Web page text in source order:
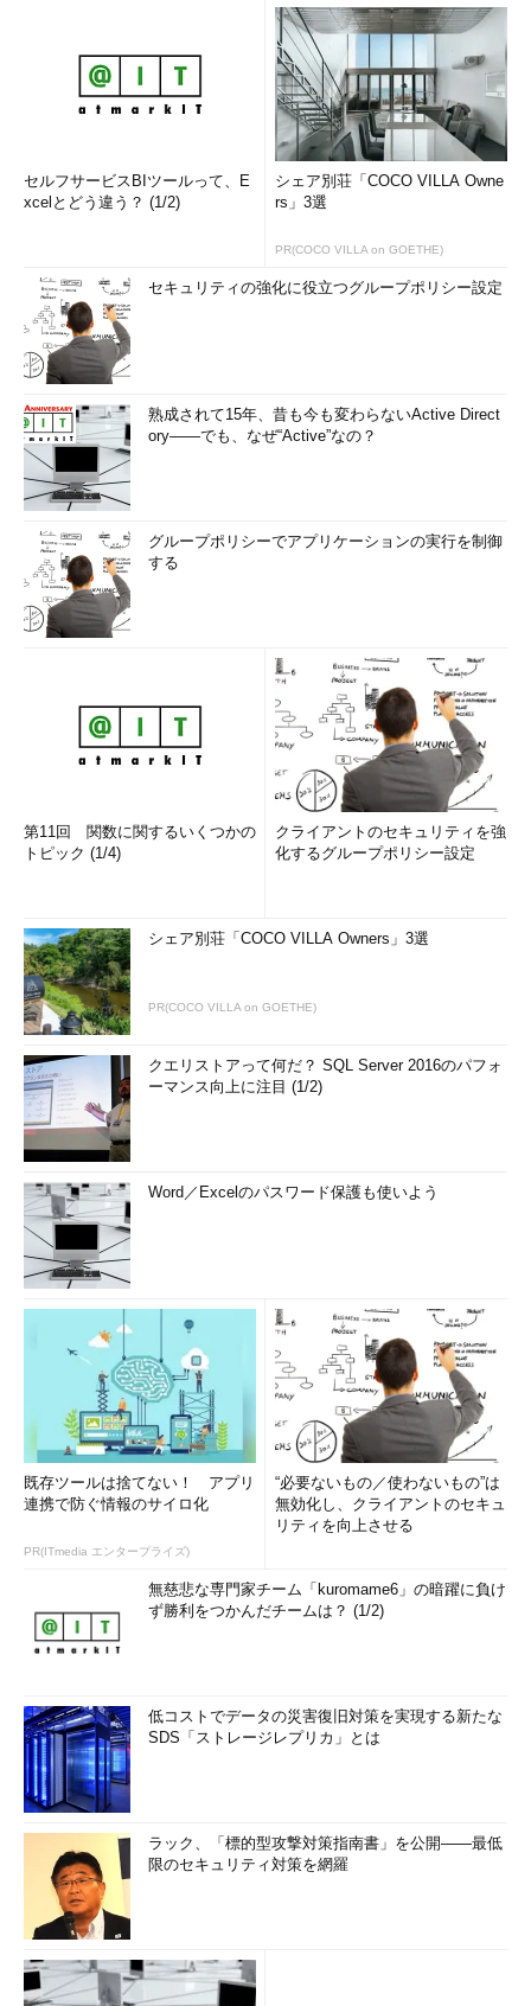
セルフサービスBIツールって、E
xcelとどう違う？ (1/2)
シェア別荘「COCO VILLA Owne
rs」3選
PR(COCO VILLA on GOETHE)
セキュリティの強化に役立つグループポリシー設定
熟成されて15年、昔も今も変わらないActive Direct
ory――でも、なぜ“Active”なの？
グループポリシーでアプリケーションの実行を制御
する
第11回 関数に関するいくつかの
トピック (1/4)
クライアントのセキュリティを強
化するグループポリシー設定
シェア別荘「COCO VILLA Owners」3選
PR(COCO VILLA on GOETHE)
クエリストアって何だ？ SQL Server 2016のパフォ
ーマンス向上に注目 (1/2)
Word／Excelのパスワード保護も使いよう
既存ツールは捨てない！ アプリ
連携で防ぐ情報のサイロ化
PR(ITmedia エンタープライズ)
“必要ないもの／使わないもの”は
無効化し、クライアントのセキュ
リティを向上させる
無慈悲な専門家チーム「kuromame6」の暗躍に負け
ず勝利をつかんだチームは？ (1/2)
低コストでデータの災害復旧対策を実現する新たな
SDS「ストレージレプリカ」とは
ラック、「標的型攻撃対策指南書」を公開――最低
限のセキュリティ対策を網羅